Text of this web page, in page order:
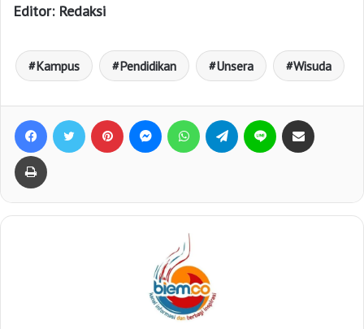
Editor: Redaksi
Kampus Pendidikan Unsera Wisuda